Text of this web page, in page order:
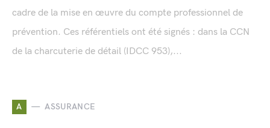
cadre de la mise en œuvre du compte professionnel de
prévention. Ces référentiels ont été signés : dans la CCN
de la charcuterie de détail (IDCC 953),...
A ASSURANCE